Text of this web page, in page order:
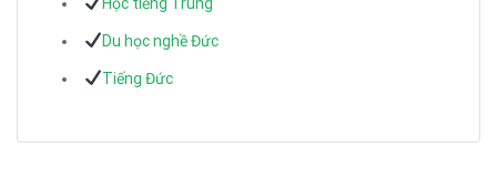
Du học nghề Đức
Tiếng Đức